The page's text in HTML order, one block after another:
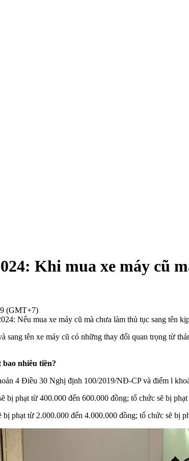
Khi mua xe máy cũ
(GMT+7)
Nếu mua xe máy cũ mà chưa làm thủ tục sang tên
sang tên xe máy cũ có những thay đổi quan trọng từ
bao nhiêu tiền?
4 Điều 30 Nghị định 100/2019/NĐ-CP và điểm l
bị phạt từ 400.000 đến 600.000 đồng; tổ chức sẽ bị
phạt từ 2.000.000 đến 4.000.000 đồng; tổ chức sẽ bị